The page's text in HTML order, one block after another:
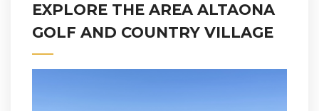
EXPLORE THE AREA ALTAONA
GOLF AND COUNTRY VILLAGE